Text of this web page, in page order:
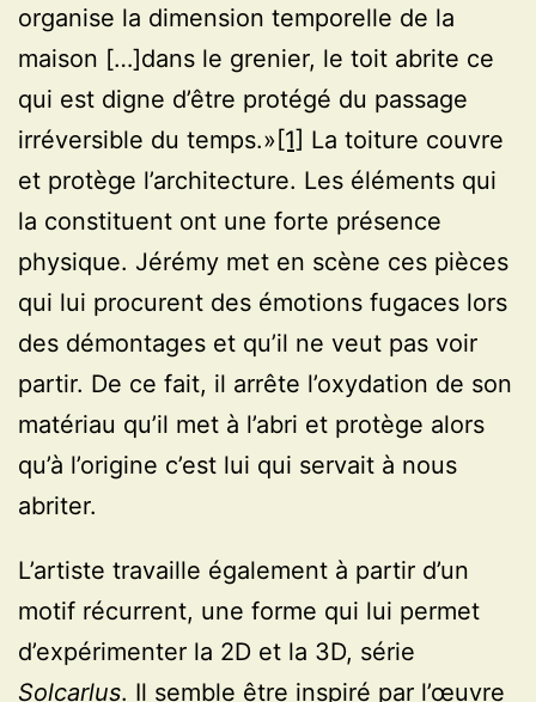
organise la dimension temporelle de la
maison […]dans le grenier, le toit abrite ce
qui est digne d’être protégé du passage
irréversible du temps.» [1]
La toiture couvre
et protège l’architecture. Les éléments qui
la constituent ont une forte présence
physique. Jérémy met en scène ces pièces
qui lui procurent des émotions fugaces lors
des démontages et qu’il ne veut pas voir
partir. De ce fait, il arrête l’oxydation de son
matériau qu’il met à l’abri et protège alors
qu’à l’origine c’est lui qui servait à nous
abriter.
L’artiste travaille également à partir d’un
motif récurrent, une forme qui lui permet
d’expérimenter la 2D et la 3D, série
Solcarlus. Il semble être inspiré par l’œuvre